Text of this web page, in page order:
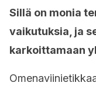
Sillä on monia
vaikutuksia, ja
karkoittamaan